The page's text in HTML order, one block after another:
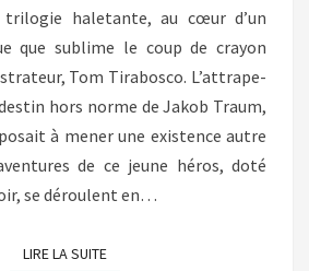
trilogie haletante, au cœur d’un
que sublime le coup de crayon
Tom Tirabosco. L’attrape-
hors norme de Jakob Traum,
à mener une existence autre
de ce jeune héros, doté
se déroulent en…
LIRE LA SUITELIRE LA SUITE